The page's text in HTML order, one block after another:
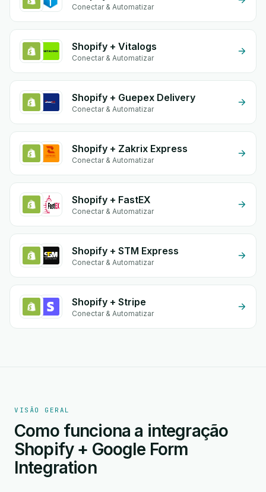
Conectar & Automatizar
Shopify + Vitalogs
Conectar & Automatizar
Shopify + Guepex Delivery
Conectar & Automatizar
Shopify + Zakrix Express
Conectar & Automatizar
Shopify + FastEX
Conectar & Automatizar
Shopify + STM Express
Conectar & Automatizar
Shopify + Stripe
Conectar & Automatizar
VISÃO GERAL
Como funciona a integração
Shopify + Google Form
Integration